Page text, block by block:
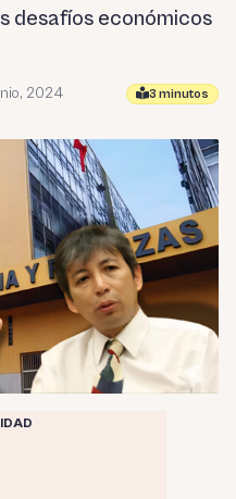
desafíos económicos
2024 3 minutos